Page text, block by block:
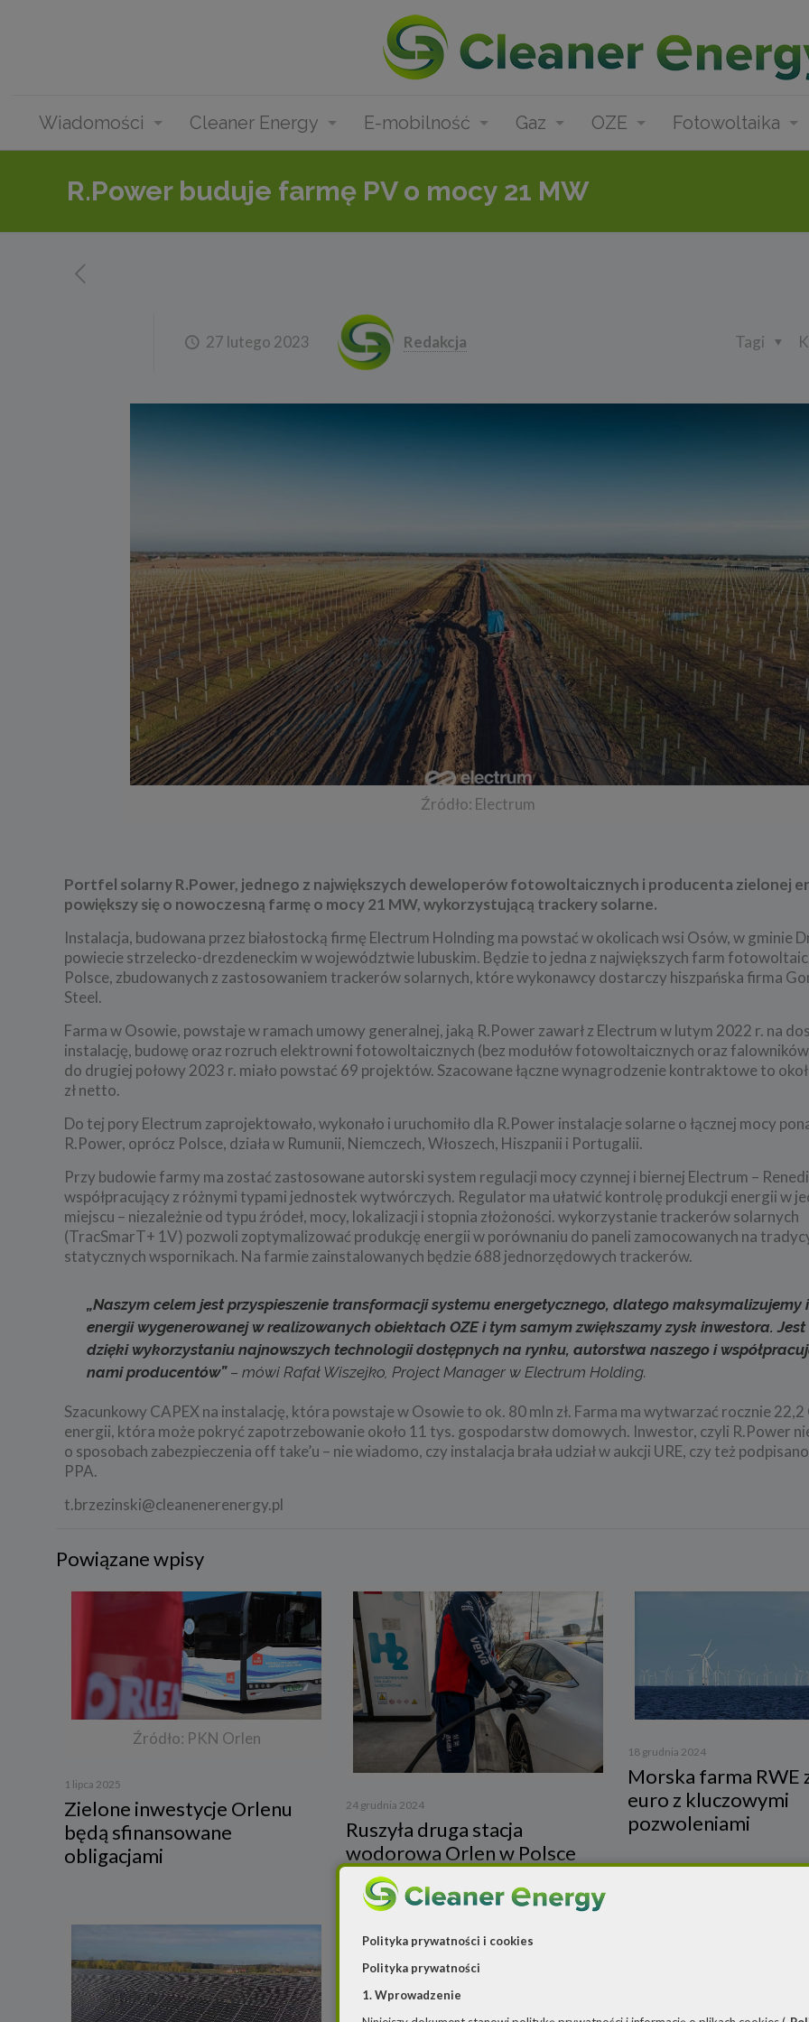
Wiadomości Cleaner Energy E-mobilność Gaz OZE Fotowoltaika
R.Power buduje farmę PV o mocy 21 MW
27 lutego 2023 Redakcja Tagi
Źródło: Electrum
Portfel solarny R.Power, jednego z największych deweloperów fotowoltaicznych i producenta zielonej
powiększy się o nowoczesną farmę o mocy 21 MW, wykorzystującą trackery solarne.
Instalacja, budowana przez białostocką firmę Electrum Holnding ma powstać w okolicach wsi Osów, w gminie
powiecie strzelecko-drezdeneckim w województwie lubuskim. Będzie to jedna z największych farm
Polsce, zbudowanych z zastosowaniem trackerów solarnych, które wykonawcy dostarczy hiszpańska firma
Steel.
Farma w Osowie, powstaje w ramach umowy generalnej, jaką R.Power zawarł z Electrum w lutym 2022 r. na
instalację, budowę oraz rozruch elektrowni fotowoltaicznych (bez modułów fotowoltaicznych oraz
do drugiej połowy 2023 r. miało powstać 69 projektów. Szacowane łączne wynagrodzenie kontraktowe to
zł netto.
Do tej pory Electrum zaprojektowało, wykonało i uruchomiło dla R.Power instalacje solarne o łącznej mocy
R.Power, oprócz Polsce, działa w Rumunii, Niemczech, Włoszech, Hiszpanii i Portugalii.
Przy budowie farmy ma zostać zastosowane autorski system regulacji mocy czynnej i biernej Electrum –
współpracujący z różnymi typami jednostek wytwórczych. Regulator ma ułatwić kontrolę produkcji energii w
miejscu – niezależnie od typu źródeł, mocy, lokalizacji i stopnia złożoności. wykorzystanie trackerów solarnych
(TracSmarT+ 1V) pozwoli zoptymalizować produkcję energii w porównaniu do paneli zamocowanych na
statycznych wspornikach. Na farmie zainstalowanych będzie 688 jednorzędowych trackerów.
„Naszym celem jest przyspieszenie transformacji systemu energetycznego, dlatego maksymalizujemy
energii wygenerowanej w realizowanych obiektach OZE i tym samym zwiększamy zysk inwestora.
dzięki wykorzystaniu najnowszych technologii dostępnych na rynku, autorstwa naszego i
nami producentów” –mówi Rafał Wiszejko, Project Manager w Electrum Holding.
Szacunkowy CAPEX na instalację, która powstaje w Osowie to ok. 80 mln zł. Farma ma wytwarzać rocznie 22,2
energii, która może pokryć zapotrzebowanie około 11 tys. gospodarstw domowych. Inwestor, czyli R.Power
o sposobach zabezpieczenia off take’u – nie wiadomo, czy instalacja brała udział w aukcji URE, czy też
PPA.
t.brzezinski@cleanenerenergy.pl
Powiązane wpisy
Źródło: PKN Orlen
1 lipca 2025
Zielone inwestycje Orlenu
będą sfinansowane
obligacjami
24 grudnia 2024
Ruszyła druga stacja
wodorowa Orlen w Polsce
18 grudnia 2024
Morska farma RWE
euro z kluczowymi
pozwoleniami
Polityka prywatności i cookies
Polityka prywatności
1. Wprowadzenie